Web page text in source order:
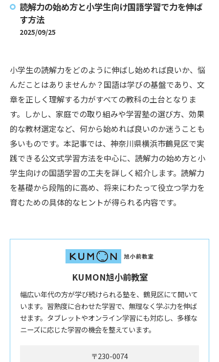
読解力の始め方と小学生向け国語学習で力を伸ば
す方法
2025/09/25
小学生の読解力をどのように伸ばし始めれば良いか、悩
んだことはありませんか？国語は学びの基盤であり、文
章を正しく理解する力がすべての教科の土台となりま
す。しかし、家庭での取り組みや学習塾の選び方、効果
的な教材選定など、何から始めれば良いのか迷うことも
多いものです。本記事では、神奈川県横浜市鶴見区で実
践できる公文式学習方法を中心に、読解力の始め方と小
学生向けの国語学習の工夫を詳しく紹介します。読解力
を基礎から段階的に高め、将来にわたって役立つ学力を
育むための具体的なヒントが得られる内容です。
KUMON旭小前教室
幅広い年代の方が学び続けられる塾を、鶴見区にて開いて
います。習熟度に合わせた学習で、無理なく学ぶ力を伸ば
せます。タブレットやオンライン学習にも対応し、多様な
ニーズに応じた学習の機会を整えています。
〒230-0074